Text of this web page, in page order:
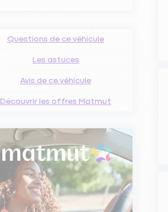
Questions de ce véhicule
Les astuces
Avis de ce véhicule
Découvrir les offres Matmut